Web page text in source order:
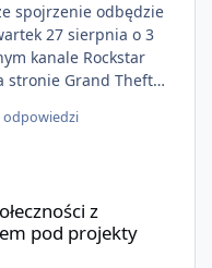
spojrzenie odbędzie
27 sierpnia o 3
kanale Rockstar
stronie Grand Theft
VI.
odpowiedzi
z
pod projekty